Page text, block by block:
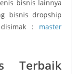
bisnis lainnya
bisnis dropship
: master
Terbaik